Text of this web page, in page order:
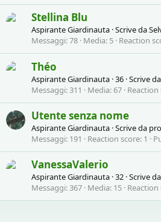
Stellina Blu
Aspirante Giardinauta ·Scrive da
Messaggi 78 Media 5 Reaction
Théo
Aspirante Giardinauta ·36 ·Scrive da
Messaggi 311 Media 67 Reaction
Utente senza nome
Aspirante Giardinauta ·Scrive da
Messaggi 191 Reaction score 1
VanessaValerio
Aspirante Giardinauta ·32 ·Scrive da
Messaggi 367 Media 15 Reaction